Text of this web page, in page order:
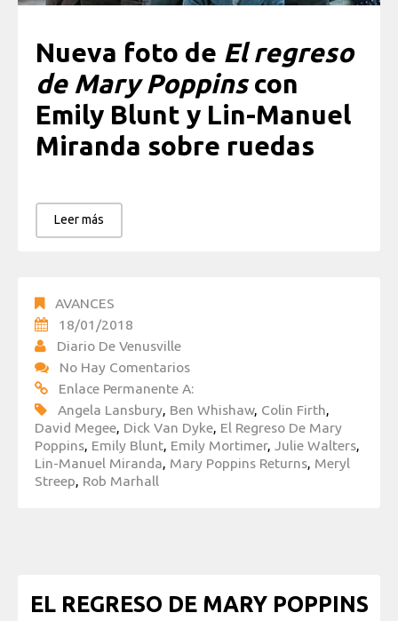
Nueva foto de El regreso
de Mary Poppinscon
Emily Blunt y Lin-Manuel
Miranda sobre ruedas
Leer más
AVANCES
18/01/2018
Diario De Venusville
No Hay Comentarios
Enlace Permanente A:
Angela Lansbury, Ben Whishaw, Colin Firth,
David Megee, Dick Van Dyke, El Regreso De Mary
Poppins, Emily Blunt, Emily Mortimer, Julie Walters,
Lin-Manuel Miranda, Mary Poppins Returns, Meryl
Streep, Rob Marhall
EL REGRESO DE MARY POPPINS